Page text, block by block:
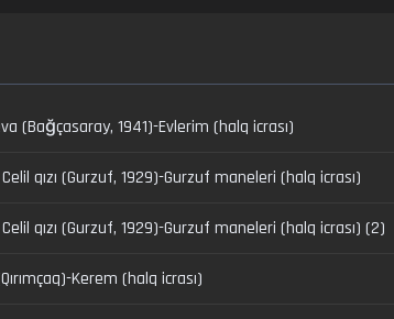
(Bağçasaray, 1941)-Evlerim (halq icrası)
qızı (Gurzuf, 1929)-Gurzuf maneleri (halq icrası)
qızı (Gurzuf, 1929)-Gurzuf maneleri (halq icrası) (2)
Kerem (halq icrası)